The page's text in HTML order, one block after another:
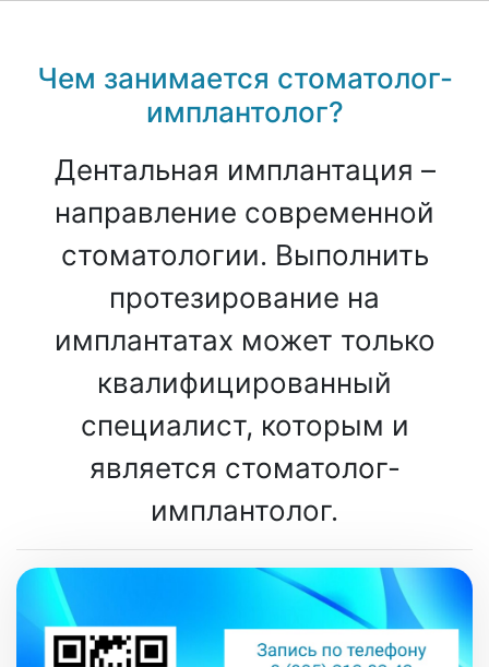
Чем занимается стоматолог-
имплантолог?
Дентальная имплантация –
направление современной
стоматологии. Выполнить
протезирование на
имплантатах может только
квалифицированный
специалист, которым и
является стоматолог-
имплантолог.